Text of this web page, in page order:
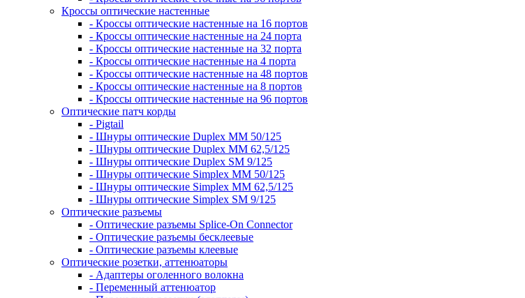
Кроссы оптические настенные
- Кроссы оптические настенные на 16 портов
- Кроссы оптические настенные на 24 порта
- Кроссы оптические настенные на 32 порта
- Кроссы оптические настенные на 4 порта
- Кроссы оптические настенные на 48 портов
- Кроссы оптические настенные на 8 портов
- Кроссы оптические настенные на 96 портов
Оптические патч корды
- Pigtail
- Шнуры оптические Duplex MM 50/125
- Шнуры оптические Duplex MM 62,5/125
- Шнуры оптические Duplex SM 9/125
- Шнуры оптические Simplex MM 50/125
- Шнуры оптические Simplex MM 62,5/125
- Шнуры оптические Simplex SM 9/125
Оптические разъемы
- Оптические разъемы Splice-On Connector
- Оптические разъемы бесклеевые
- Оптические разъемы клеевые
Оптические розетки, аттенюаторы
- Адаптеры оголенного волокна
- Переменный аттенюатор